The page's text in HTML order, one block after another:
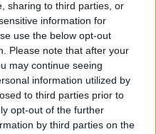
sharing to third parties, or
information for
use the below opt-out
Please note that after your
may continue seeing
information utilized by
to third parties prior to
opt-out of the further
by third parties on the